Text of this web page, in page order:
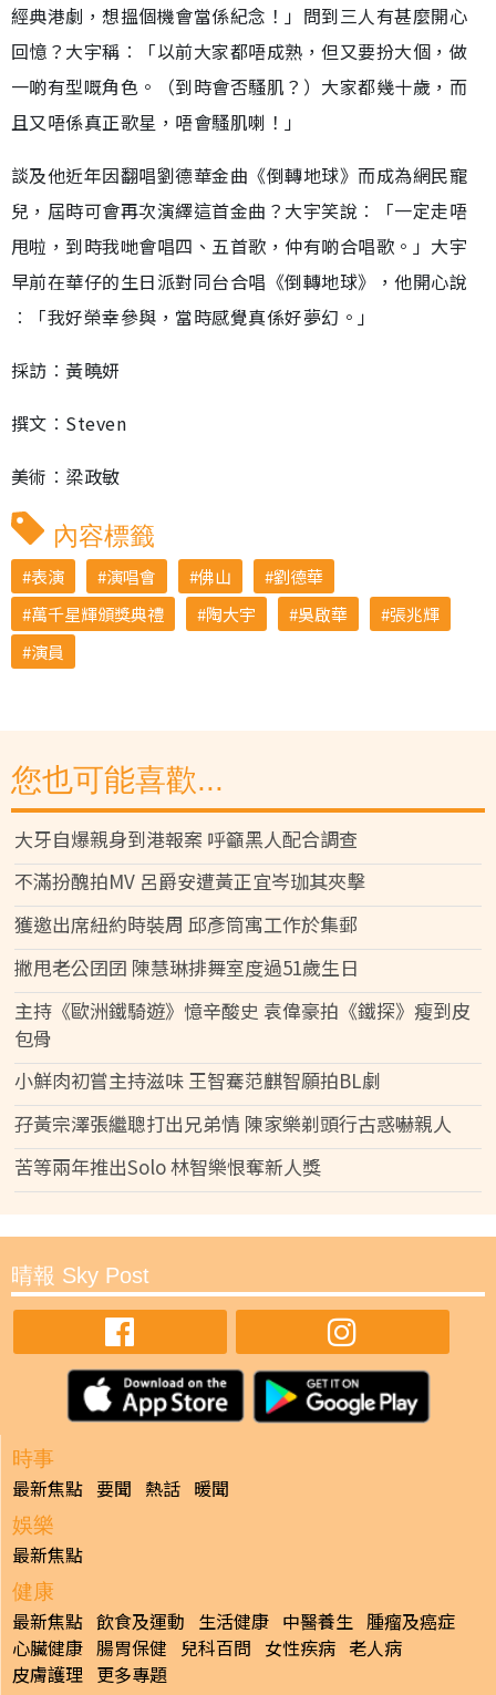
經典港劇，想搵個機會當係紀念！」問到三人有甚麼開心
回憶？大宇稱︰「以前大家都唔成熟，但又要扮大個，做
一啲有型嘅角色。（到時會否騷肌？）大家都幾十歲，而
且又唔係真正歌星，唔會騷肌喇！」
談及他近年因翻唱劉德華金曲《倒轉地球》而成為網民寵
兒，屆時可會再次演繹這首金曲？大宇笑說︰「一定走唔
甩啦，到時我哋會唱四、五首歌，仲有啲合唱歌。」大宇
早前在華仔的生日派對同台合唱《倒轉地球》，他開心說
︰「我好榮幸參與，當時感覺真係好夢幻。」
採訪︰黃曉妍
撰文︰Steven
美術︰梁政敏
內容標籤
表演 演唱會 佛山
劉德華
萬千星輝頒獎典禮
陶大宇 吳啟華
張兆輝
演員
您也可能喜歡...
大牙自爆親身到港報案 呼籲黑人配合調查
不滿扮醜拍MV 呂爵安遭黃正宜岑珈其夾擊
獲邀出席紐約時裝周 邱彥筒寓工作於集郵
撇甩老公囝囝 陳慧琳排舞室度過51歲生日
主持《歐洲鐵騎遊》憶辛酸史 袁偉豪拍《鐵探》瘦到皮
包骨
小鮮肉初嘗主持滋味 王智騫范麒智願拍BL劇
孖黃宗澤張繼聰打出兄弟情 陳家樂剃頭行古惑嚇親人
苦等兩年推出Solo 林智樂恨奪新人獎
晴報 Sky Post
時事
最新焦點 要聞 熱話 暖聞
娛樂
最新焦點
健康
最新焦點 飲食及運動 生活健康 中醫養生 腫瘤及癌症
心臟健康 腸胃保健 兒科百問 女性疾病 老人病
皮膚護理 更多專題